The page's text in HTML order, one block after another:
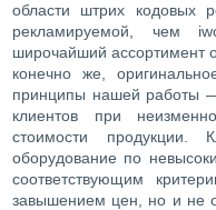
области штрих кодовых
рекламируемой, чем
широчайший ассортимент
конечно же,
принципы нашей работы
клиентов при
стоимости продукции.
оборудование по
соответствующим
завышением цен, но и не